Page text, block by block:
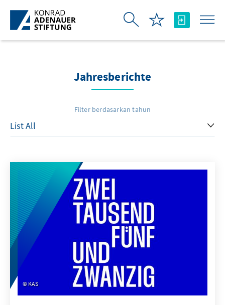
Skip to Main Content
Jahresberichte
Filter berdasarkan tahun
KAS